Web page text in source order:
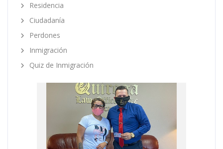
Residencia
Ciudadanía
Perdones
Inmigración
Quiz de Inmigración